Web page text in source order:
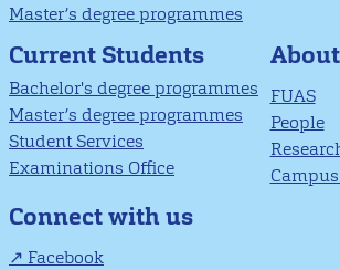
Master’s degree programmes
Current Students
Bachelor's degree programmes
Master’s degree programmes
Student Services
Examinations Office
FUAS
People
Connect with us
Facebook